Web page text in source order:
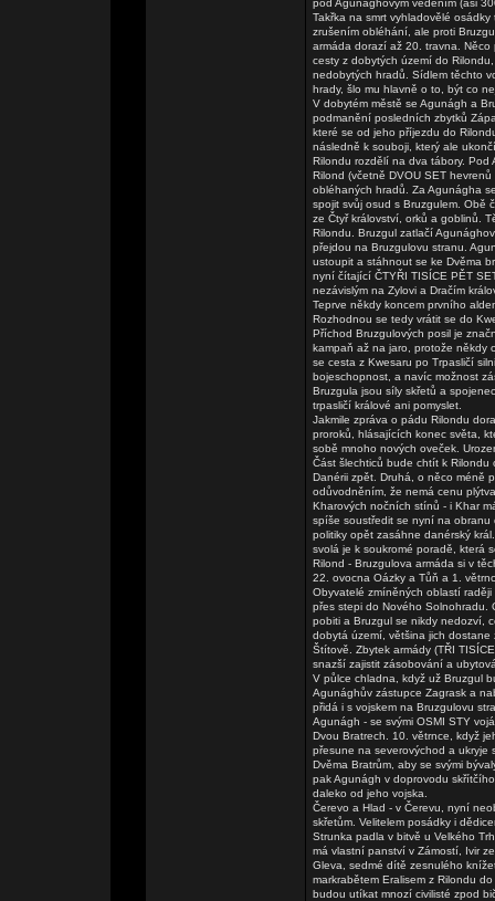
pod Agunághovým vedením (asi
Takřka na smrt vyhladovělé
zrušením obléhání, ale proti
armáda dorazí až 20. travna.
cesty z dobytých území do
nedobytých hradů. Sídlem těchto
hrady, šlo mu hlavně o to, být co
V dobytém městě se Agunágh a
podmanění posledních zbytků
které se od jeho příjezdu do
následně k souboji, který ale
Rilondu rozdělí na dva tábory. Pod
Rilond (včetně DVOU SET
obléhaných hradů. Za Agunágha
spojit svůj osud s Bruzgulem. Obě
ze Čtyř království, orků a goblinů.
Rilondu. Bruzgul zatlačí
přejdou na Bruzgulovu stranu.
ustoupit a stáhnout se ke Dvěma
nyní čítající ČTYŘI TISÍCE PĚT
nezávislým na Zylovi a Dračím
Teprve někdy koncem prvního
Rozhodnou se tedy vrátit se do
Příchod Bruzgulových posil je
kampaň až na jaro, protože někdy
se cesta z Kwesaru po Trpasličí
bojeschopnost, a navíc možnost
Bruzgula jsou síly skřetů a
trpasličí králové ani pomyslet.
Jakmile zpráva o pádu Rilondu
proroků, hlásajících konec světa,
sobě mnoho nových oveček.
Část šlechticů bude chtít k Rilondu
Danérii zpět. Druhá, o něco méně
odůvodněním, že nemá cenu
Kharových nočních stínů - i Khar
spíše soustředit se nyní na
politiky opět zasáhne danérský
svolá je k soukromé poradě, která
Rilond - Bruzgulova armáda si v
22. ovocna Oázky a Tůň a 1.
Obyvatelé zmíněných oblastí
přes stepi do Nového Solnohradu.
pobiti a Bruzgul se nikdy nedozví,
dobytá území, většina jich
Štítově. Zbytek armády (TŘI
snazší zajistit zásobování a
V půlce chladna, když už Bruzgul
Agunághův zástupce Zagrask a
přidá i s vojskem na Bruzgulovu
Agunágh - se svými OSMI STY
Dvou Bratrech. 10. větrnce, když
přesune na severovýchod a ukryje
Dvěma Bratrům, aby se svými
pak Agunágh v doprovodu
daleko od jeho vojska.
Čerevo a Hlad - v Čerevu, nyní
skřetům. Velitelem posádky i
Strunka padla v bitvě u Velkého
má vlastní panství v Zámostí, Ivir
Gleva, sedmé dítě zesnulého
markrabětem Eralisem z Rilondu
budou utíkat mnozí civilisté zpod